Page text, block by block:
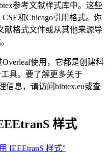
参考文献样式库中。这些
和Chicago引用格式。你
献格式文件或从其他来源导
使用，它都是创建科
具。要了解更多关于
信息，请访问bibtex.eu或查
样式
IEEEtranS 样式”